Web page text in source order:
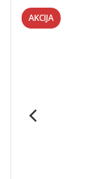
AKCIJA